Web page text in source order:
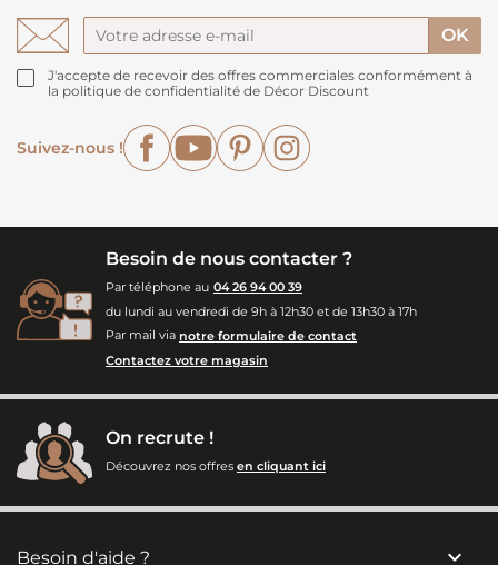
J'accepte de recevoir des offres commerciales conformément à
la politique de confidentialité de Décor Discount
Suivez-nous !
FacebookYouTubePinterest
Besoin de nous contacter ?
Par téléphone au 04 26 94 00 39
du lundi au vendredi de 9h à 12h30 et de 13h30 à 17h
Par mail via notre formulaire de contact
Contactez votre magasin
On recrute !
Découvrez nos offres en cliquant ici
Besoin d'aide ? 